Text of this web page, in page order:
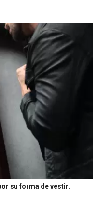
su forma de vestir.